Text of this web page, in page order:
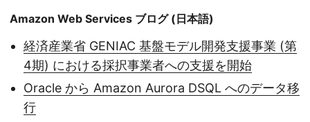
Amazon Web Services ブログ (日本語)
経済産業省 GENIAC 基盤モデル開発支援事業 (第
4期) における採択事業者への支援を開始
Oracle から Amazon Aurora DSQL へのデータ移
行